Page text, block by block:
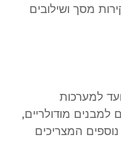
מסך ושילובים
למערכות
למבנים מודולריים,
המצריכים